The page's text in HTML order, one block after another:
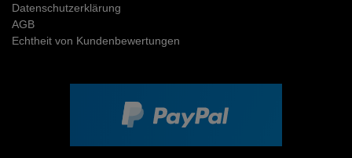
Daten­schutz­erklärung
AGB
Echtheit von Kundenbewertungen